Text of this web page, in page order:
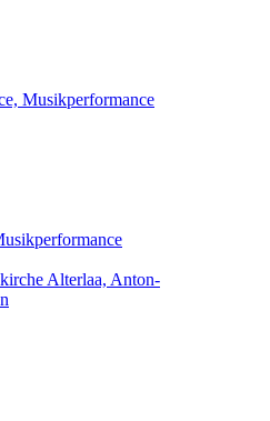
Musikperformance
Alterlaa, Anton-